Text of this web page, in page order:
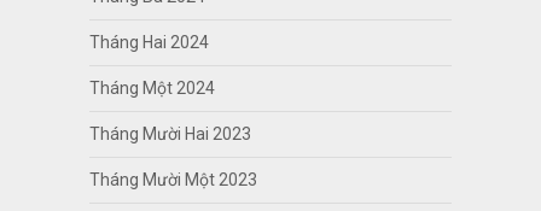
Tháng Hai 2024
Tháng Một 2024
Tháng Mười Hai 2023
Tháng Mười Một 2023